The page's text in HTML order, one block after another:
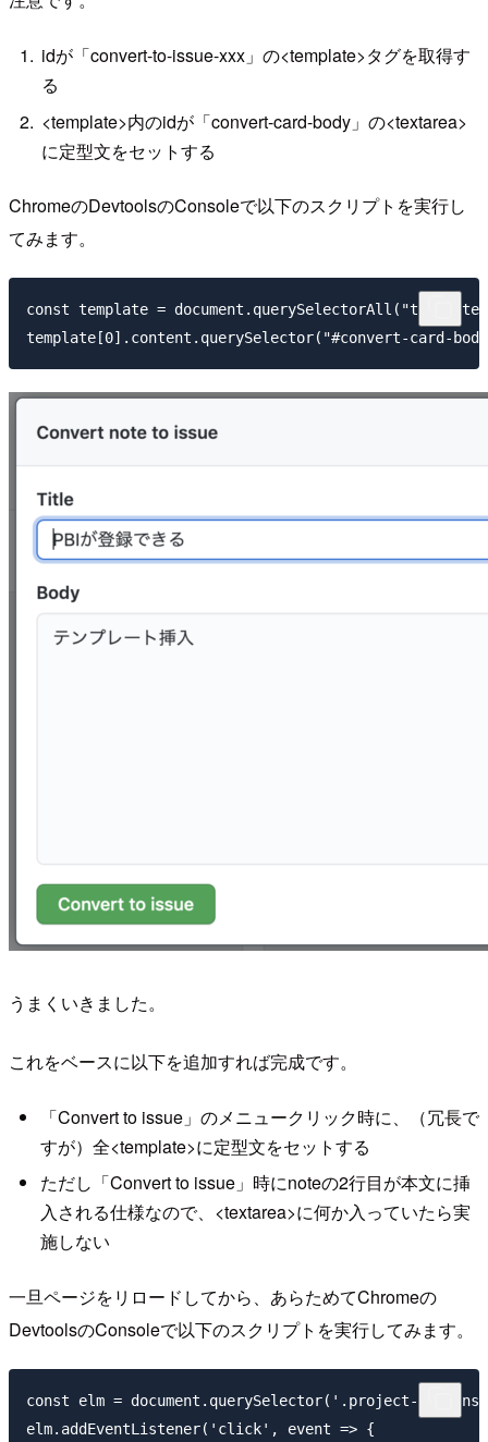
idが「convert-to-issue-xxx」の<template>タグを取得す
る
<template>内のidが「convert-card-body」の<textarea>
に定型文をセットする
ChromeのDevtoolsのConsoleで以下のスクリプトを実行し
てみます。
const template =
うまくいきました。
これをベースに以下を追加すれば完成です。
「Convert to issue」のメニュークリック時に、（冗長で
すが）全<template>に定型文をセットする
ただし「Convert to issue」時にnoteの2行目が本文に挿
入される仕様なので、<textarea>に何か入っていたら実
施しない
一旦ページをリロードしてから、あらためてChromeの
DevtoolsのConsoleで以下のスクリプトを実行してみます。
const elm = document.querySelector('.project-
elm.addEventListener('click', event => {